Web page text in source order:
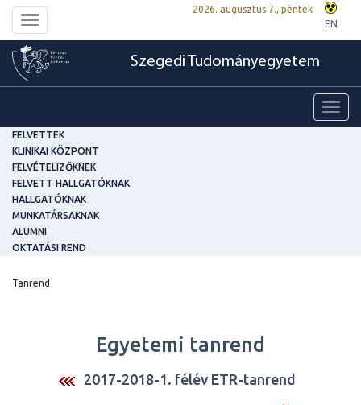
Toggle
navigation
2026. augusztus 7., péntek
EN
Szegedi Tudományegyetem
FELVETTEK
KLINIKAI KÖZPONT
FELVÉTELIZŐKNEK
FELVETT HALLGATÓKNAK
HALLGATÓKNAK
MUNKATÁRSAKNAK
ALUMNI
OKTATÁSI REND
Tanrend
Egyetemi tanrend
2017-2018-1. félév ETR-tanrend